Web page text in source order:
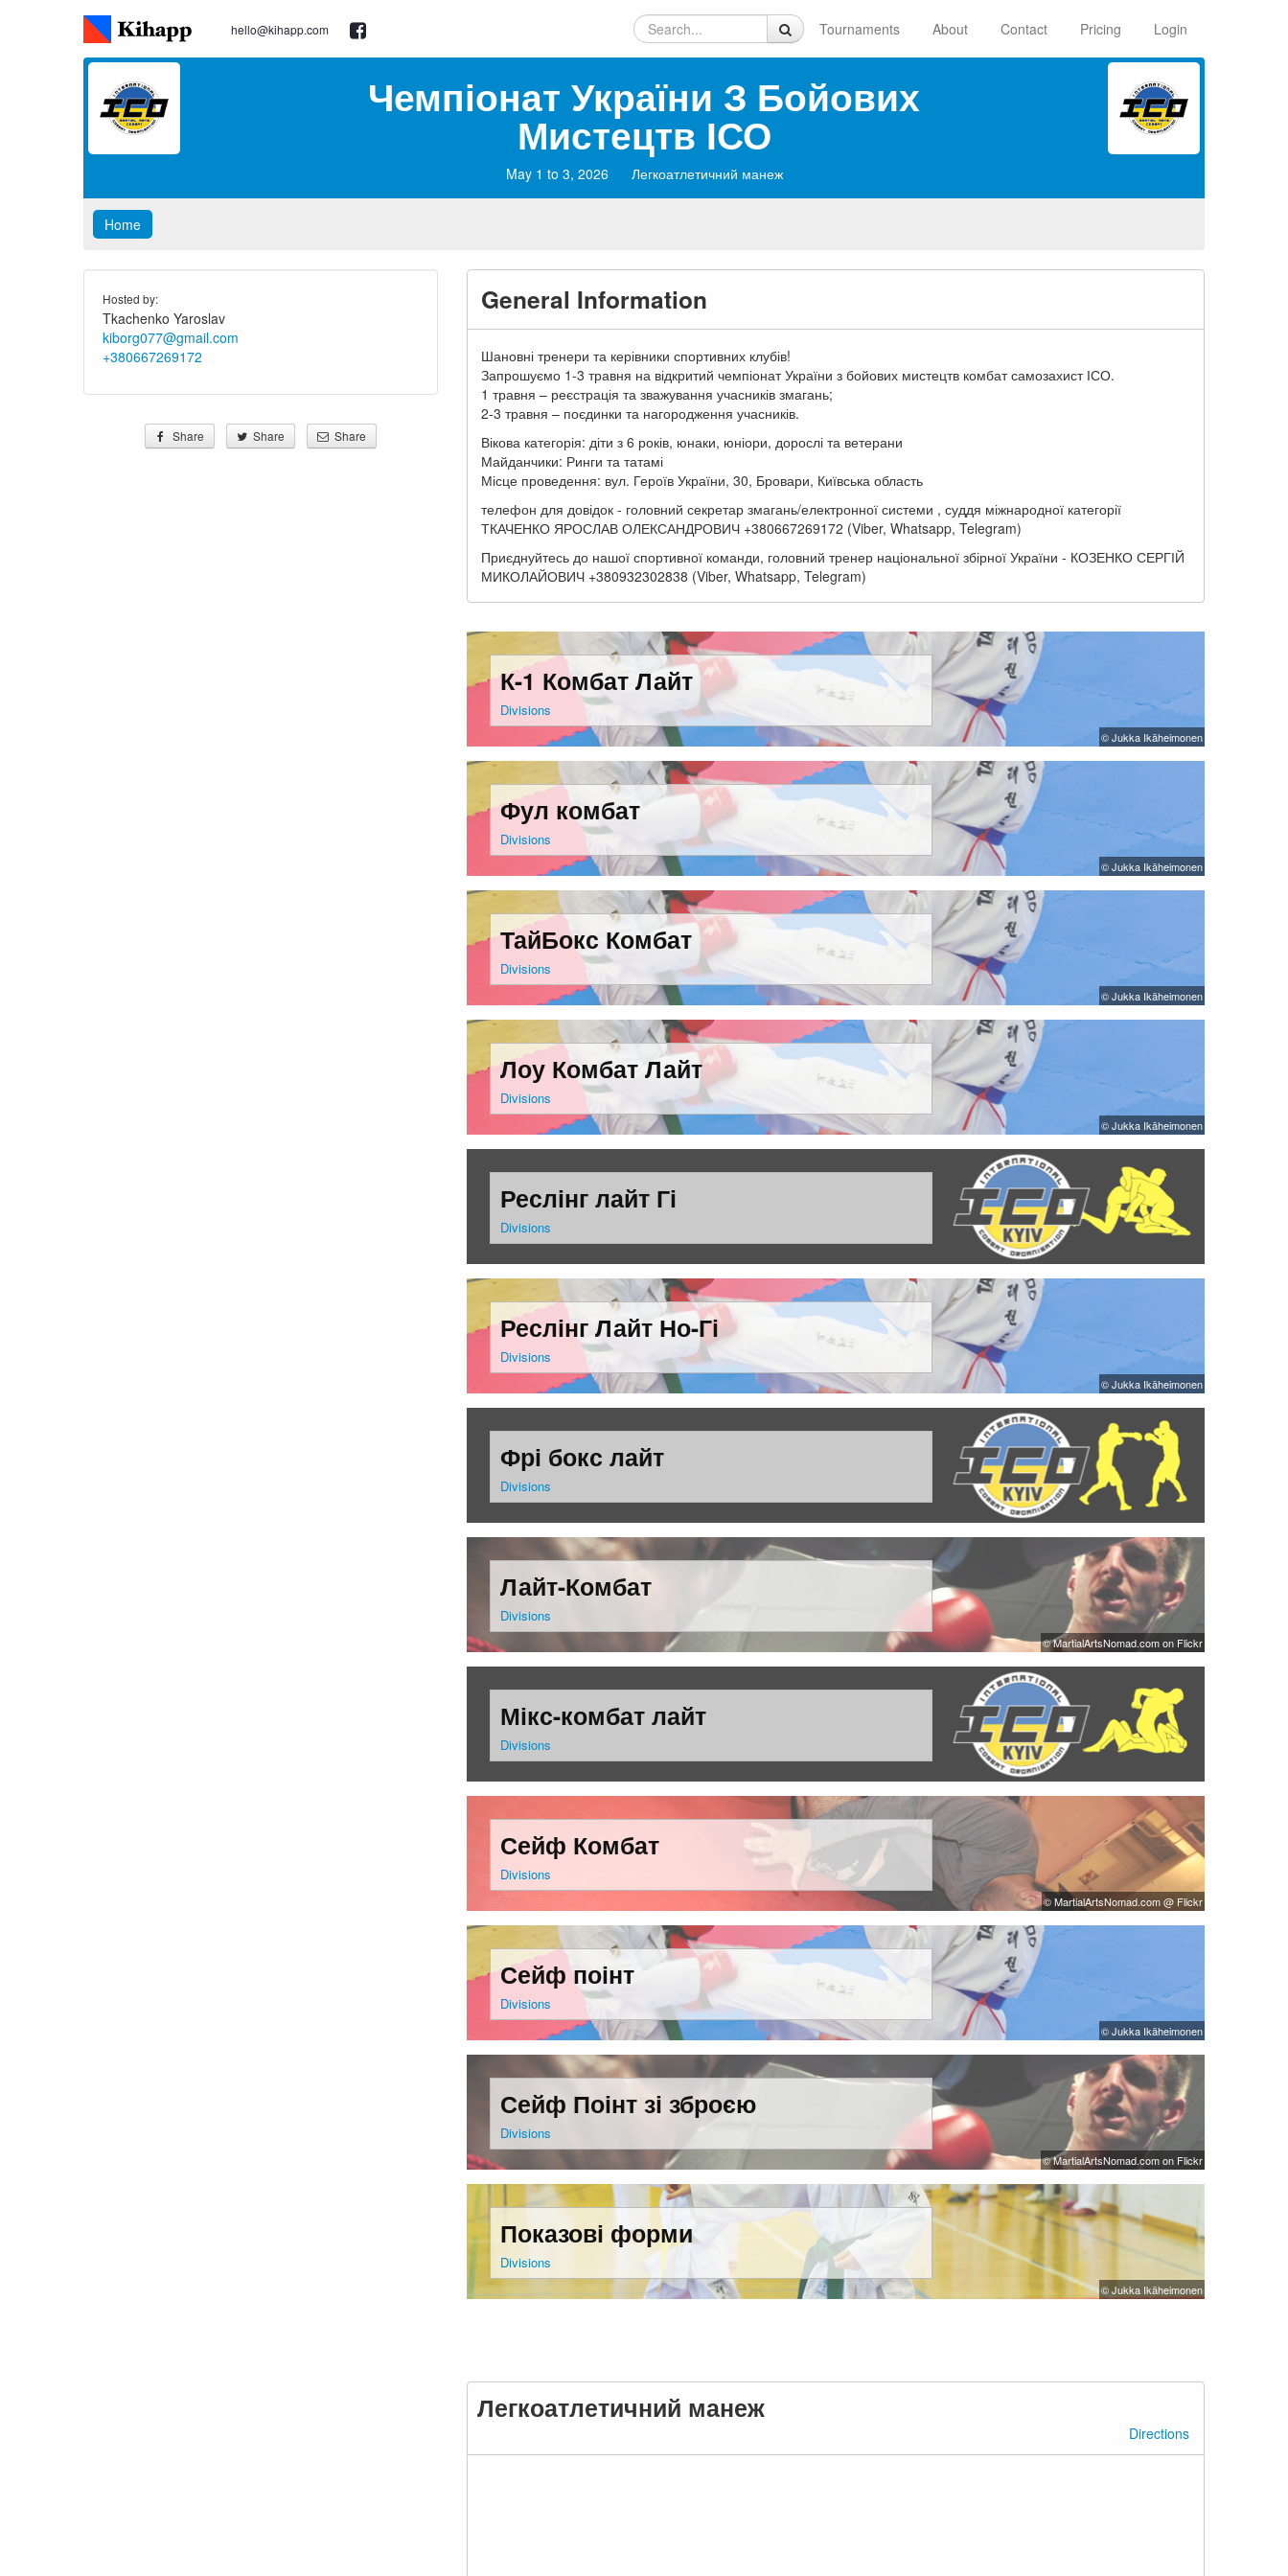
hello@kihapp.com Tournaments About Contact Pricing Login
Чемпіонат України З Бойових
Мистецтв ІСО
May 1 to 3, 2026 Легкоатлетичний манеж
Home
Hosted by:
Tkachenko Yaroslav
kiborg077@gmail.com
+380667269172
Share Share Share
General Information
Шановні тренери та керівники спортивних клубів!
Запрошуємо 1-3 травня на відкритий чемпіонат України з бойових мистецтв комбат самозахист ІСО.
1 травня – реєстрація та зважування учасників змагань;
2-3 травня – поєдинки та нагородження учасників.
Вікова категорія: діти з 6 років, юнаки, юніори, дорослі та ветерани
Майданчики: Ринги та татамі
Місце проведення: вул. Героїв України, 30, Бровари, Київська область
телефон для довідок - головний секретар змагань/електронної системи , суддя міжнародної категорії
ТКАЧЕНКО ЯРОСЛАВ ОЛЕКСАНДРОВИЧ +380667269172 (Viber, Whatsapp, Telegram)
Приєднуйтесь до нашої спортивної команди, головний тренер національної збірної України - КОЗЕНКО СЕРГІЙ
МИКОЛАЙОВИЧ +380932302838 (Viber, Whatsapp, Telegram)
К-1 Комбат Лайт
Divisions
© Jukka Ikäheimonen
Фул комбат
Divisions
© Jukka Ikäheimonen
ТайБокс Комбат
Divisions
© Jukka Ikäheimonen
Лоу Комбат Лайт
Divisions
© Jukka Ikäheimonen
Реслінг лайт Гі
Divisions
Реслінг Лайт Но-Гі
Divisions
© Jukka Ikäheimonen
Фрі бокс лайт
Divisions
Лайт-Комбат
Divisions
© MartialArtsNomad.com on Flickr
Мікс-комбат лайт
Divisions
Сейф Комбат
Divisions
© MartialArtsNomad.com @ Flickr
Сейф поінт
Divisions
© Jukka Ikäheimonen
Сейф Поінт зі зброєю
Divisions
© MartialArtsNomad.com on Flickr
Показові форми
Divisions
© Jukka Ikäheimonen
Легкоатлетичний манеж
Directions